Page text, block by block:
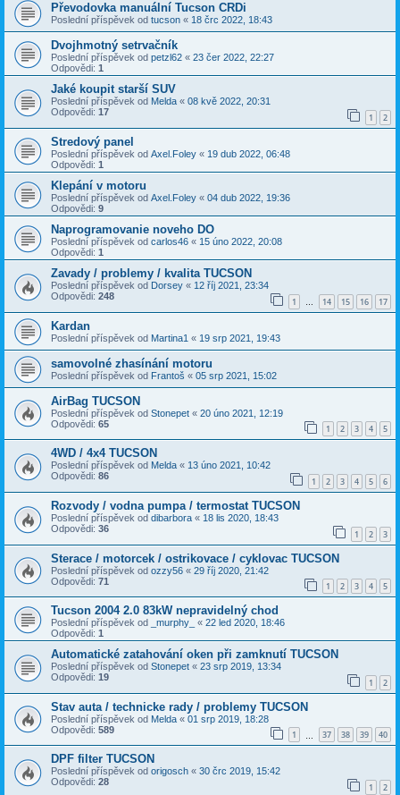
Převodovka manuální Tucson CRDi
Poslední příspěvek od tucson « 18 črc 2022, 18:43
Dvojhmotný setrvačník
Poslední příspěvek od petzl62 « 23 čer 2022, 22:27
Odpovědi: 1
Jaké koupit starší SUV
Poslední příspěvek od Melda « 08 kvě 2022, 20:31
Odpovědi: 17 1 2
Stredový panel
Poslední příspěvek od Axel.Foley « 19 dub 2022, 06:48
Odpovědi: 1
Klepání v motoru
Poslední příspěvek od Axel.Foley « 04 dub 2022, 19:36
Odpovědi: 9
Naprogramovanie noveho DO
Poslední příspěvek od carlos46 « 15 úno 2022, 20:08
Odpovědi: 1
Zavady / problemy / kvalita TUCSON
Poslední příspěvek od Dorsey « 12 říj 2021, 23:34
Odpovědi: 248 1 … 14 15 16 17
Kardan
Poslední příspěvek od Martina1 « 19 srp 2021, 19:43
samovolné zhasínání motoru
Poslední příspěvek od Frantoš « 05 srp 2021, 15:02
AirBag TUCSON
Poslední příspěvek od Stonepet « 20 úno 2021, 12:19
Odpovědi: 65 1 2 3 4 5
4WD / 4x4 TUCSON
Poslední příspěvek od Melda « 13 úno 2021, 10:42
Odpovědi: 86 1 2 3 4 5 6
Rozvody / vodna pumpa / termostat TUCSON
Poslední příspěvek od dibarbora « 18 lis 2020, 18:43
Odpovědi: 36 1 2 3
Sterace / motorcek / ostrikovace / cyklovac TUCSON
Poslední příspěvek od ozzy56 « 29 říj 2020, 21:42
Odpovědi: 71 1 2 3 4 5
Tucson 2004 2.0 83kW nepravidelný chod
Poslední příspěvek od _murphy_ « 22 led 2020, 18:46
Odpovědi: 1
Automatické zatahování oken při zamknutí TUCSON
Poslední příspěvek od Stonepet « 23 srp 2019, 13:34
Odpovědi: 19 1 2
Stav auta / technicke rady / problemy TUCSON
Poslední příspěvek od Melda « 01 srp 2019, 18:28
Odpovědi: 589 1 37 38 39 40
DPF filter TUCSON
Poslední příspěvek od origosch « 30 črc 2019, 15:42
Odpovědi: 28 1 2